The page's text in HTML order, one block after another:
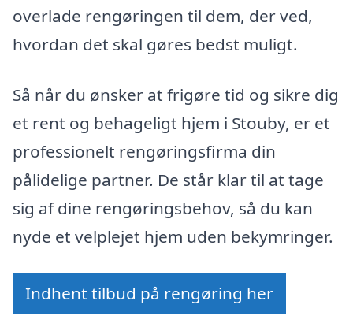
overlade rengøringen til dem, der ved,
hvordan det skal gøres bedst muligt.
Så når du ønsker at frigøre tid og sikre dig
et rent og behageligt hjem i Stouby, er et
professionelt rengøringsfirma din
pålidelige partner. De står klar til at tage
sig af dine rengøringsbehov, så du kan
nyde et velplejet hjem uden bekymringer.
Indhent tilbud på rengøring her